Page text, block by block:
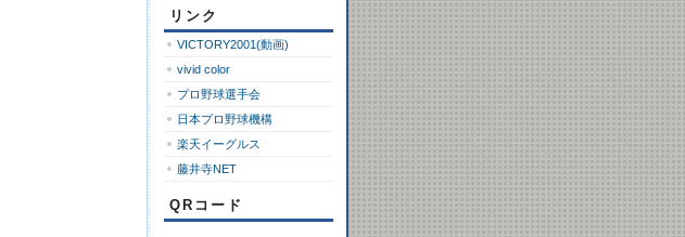
ロリンク
VICTORY2001(動画)
vivid color
プロ野球選手会
日本プロ野球機構
楽天イーグルス
藤井寺NET
QRコード